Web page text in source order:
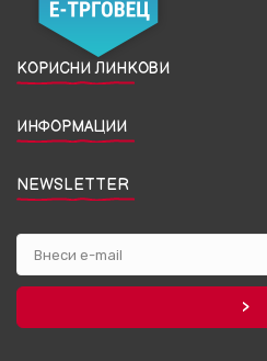
КОРИСНИ ЛИНКОВИ
ИНФОРМАЦИИ
NEWSLETTER